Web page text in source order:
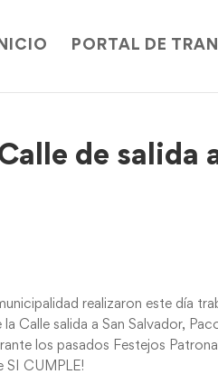
PORTAL DE
de salida
realizaron este día
Calle salida a San Salvador,
los pasados Festejos
SI CUMPLE!